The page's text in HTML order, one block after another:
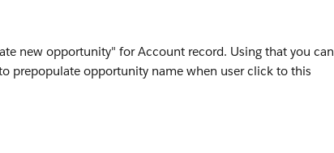
new opportunity" for Account record. Using that you can
prepopulate opportunity name when user click to this